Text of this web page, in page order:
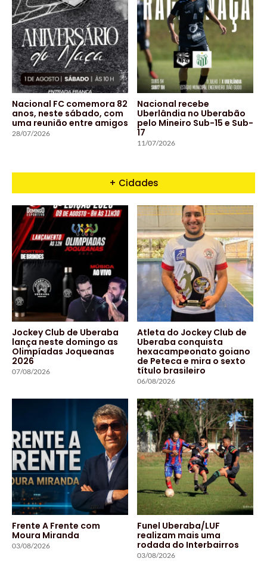
Nacional FC comemora 82
anos, neste sábado, com
uma reunião entre amigos
28/07/2026
Nacional recebe
Uberlândia no Uberabão
pelo Mineiro Sub-15 e Sub-
17
11/07/2026
+ Cidades
Jockey Club de Uberaba
lança neste domingo as
Olimpíadas Joqueanas
2026
07/08/2026
Atleta do Jockey Club de
Uberaba conquista
hexacampeonato goiano
de Peteca e mira o sexto
título brasileiro
06/08/2026
Frente A Frente com
Moura Miranda
03/08/2026
Funel Uberaba/LUF
realizam mais uma
rodada do Interbairros
03/08/2026